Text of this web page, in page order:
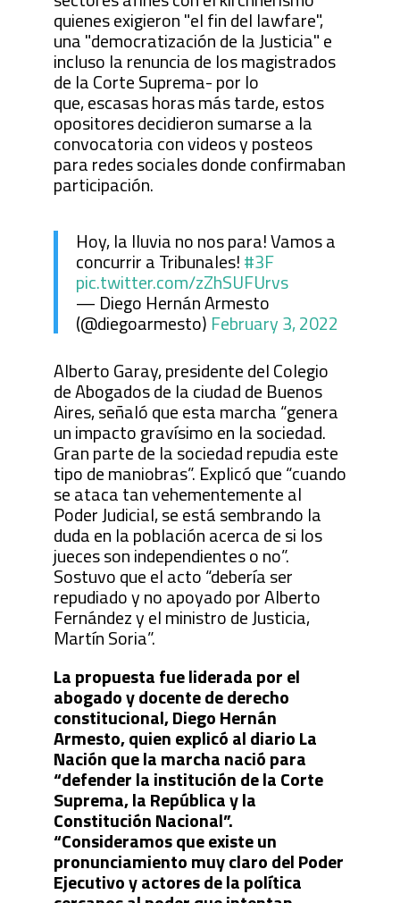
quienes exigieron "el fin del lawfare",
una "democratización de la Justicia" e
incluso la renuncia de los magistrados
de la Corte Suprema- por lo
que, escasas horas más tarde, estos
opositores decidieron sumarse a la
convocatoria con videos y posteos
para redes sociales donde confirmaban
participación.
Hoy, la lluvia no nos para! Vamos a
concurrir a Tribunales!#3F
pic.twitter.com/zZhSUFUrvs
— Diego Hernán Armesto
(@diegoarmesto) February 3, 2022
Alberto Garay, presidente del Colegio
de Abogados de la ciudad de Buenos
Aires, señaló que esta marcha “genera
un impacto gravísimo en la sociedad.
Gran parte de la sociedad repudia este
tipo de maniobras”. Explicó que “cuando
se ataca tan vehementemente al
Poder Judicial, se está sembrando la
duda en la población acerca de si los
jueces son independientes o no”.
Sostuvo que el acto “debería ser
repudiado y no apoyado por Alberto
Fernández y el ministro de Justicia,
Martín Soria”.
La propuesta fue liderada por el
abogado y docente de derecho
constitucional, Diego Hernán
Armesto, quien explicó al diario La
Nación que la marcha nació para
“defender la institución de la Corte
Suprema, la República y la
Constitución Nacional”.
“Consideramos que existe un
pronunciamiento muy claro del Poder
Ejecutivo y actores de la política